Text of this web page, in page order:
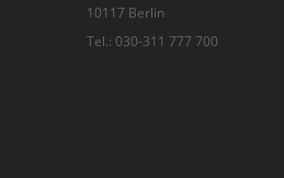
10117 Berlin
Tel.: 030-311 777 700